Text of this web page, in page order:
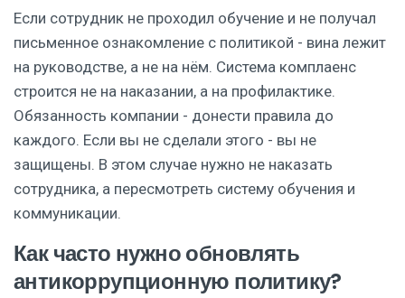
Если сотрудник не проходил обучение и не получал
письменное ознакомление с политикой - вина лежит
на руководстве, а не на нём. Система комплаенс
строится не на наказании, а на профилактике.
Обязанность компании - донести правила до
каждого. Если вы не сделали этого - вы не
защищены. В этом случае нужно не наказать
сотрудника, а пересмотреть систему обучения и
коммуникации.
Как часто нужно обновлять
антикоррупционную политику?